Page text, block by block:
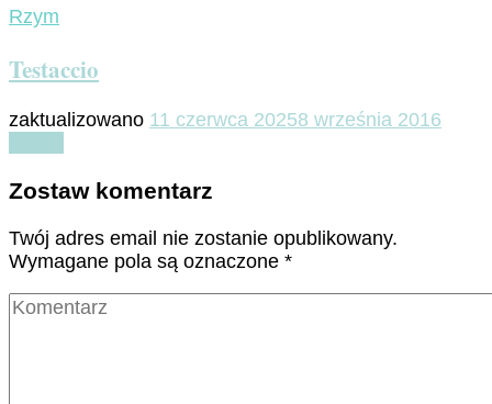
Rzym
Testaccio
zaktualizowano 11 czerwca 20258 września 2016
Zostaw komentarz
Twój adres email nie zostanie opublikowany.
Wymagane pola są oznaczone *